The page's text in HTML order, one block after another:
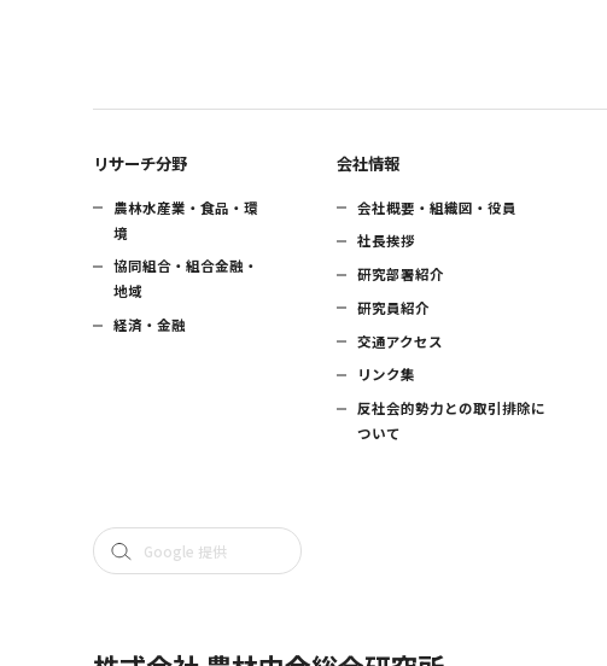
リサーチ分野
農林水産業・食品・環
境
協同組合・組合金融・
地域
経済・金融
会社情報
会社概要・組織図・役員
社長挨拶
研究部署紹介
研究員紹介
交通アクセス
リンク集
反社会的勢力との取引排除に
ついて